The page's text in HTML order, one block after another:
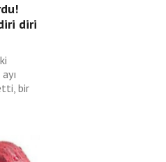
diri
bir